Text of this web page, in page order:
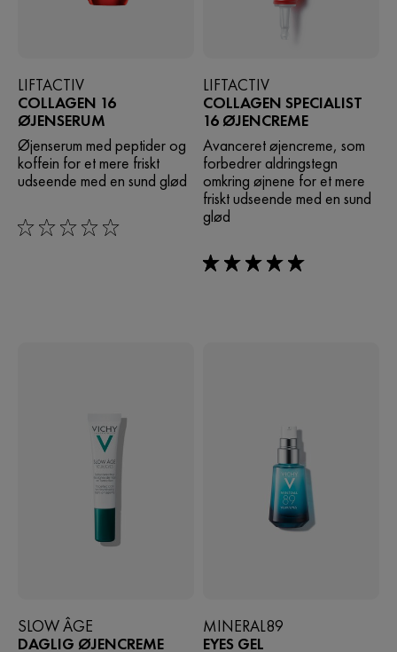
LIFTACTIV
COLLAGEN 16
ØJENSERUM
Øjenserum med peptider og
koffein for et mere friskt
udseende med en sund glød
0/5
LIFTACTIV
COLLAGEN SPECIALIST
16 ØJENCREME
Avanceret øjencreme, som
forbedrer aldringstegn
omkring øjnene for et mere
friskt udseende med en sund
glød
5/5
SLOW ÂGE
DAGLIG ØJENCREME
MINERAL89
EYES GEL